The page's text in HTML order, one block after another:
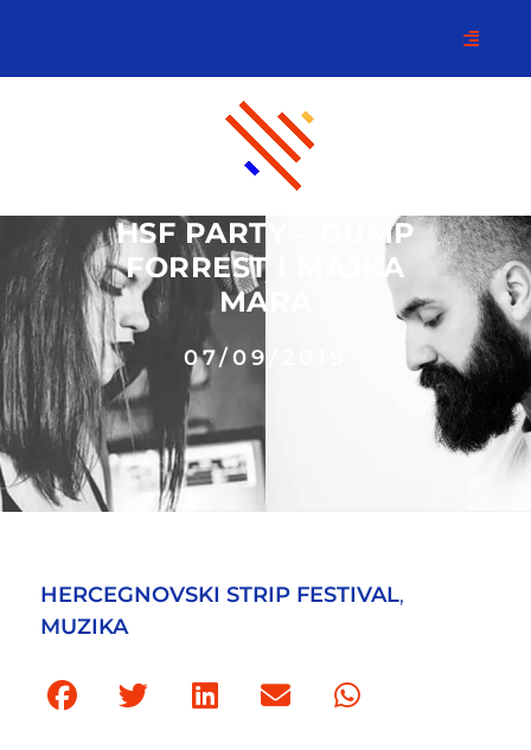
HSF PARTY – GUMP
FORREST I MAJKA
MARA
07/09/2019
HERCEGNOVSKI STRIP FESTIVAL,
MUZIKA